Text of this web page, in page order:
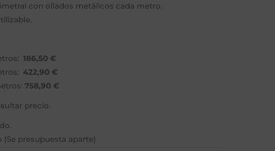
con ollados metálicos cada metro.
186,50 €
422,90 €
758,90 €
precio.
presupuesta aparte)